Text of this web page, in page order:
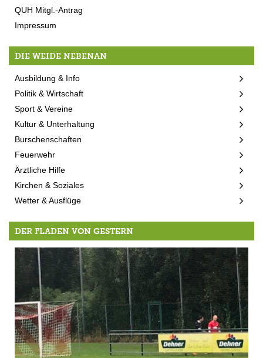
QUH Mitgl.-Antrag
Impressum
DIE WEIDE NEBENAN
Ausbildung & Info
Politik & Wirtschaft
Sport & Vereine
Kultur & Unterhaltung
Burschenschaften
Feuerwehr
Ärztliche Hilfe
Kirchen & Soziales
Wetter & Ausflüge
DER FLADEN VON GESTERN